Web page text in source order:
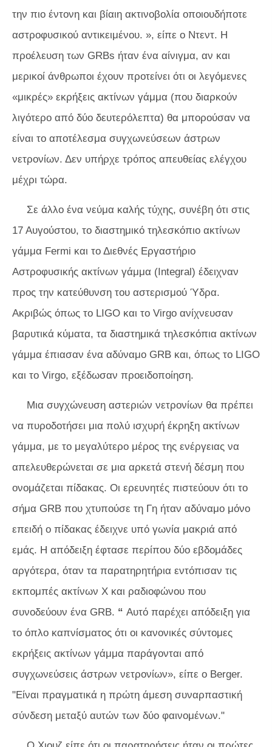
την πιο έντονη και βίαιη ακτινοβολία οποιουδήποτε
αστροφυσικού αντικειμένου. », είπε ο Ντεντ. Η
προέλευση των GRBs ήταν ένα αίνιγμα, αν και
μερικοί άνθρωποι έχουν προτείνει ότι οι λεγόμενες
«μικρές» εκρήξεις ακτίνων γάμμα (που διαρκούν
λιγότερο από δύο δευτερόλεπτα) θα μπορούσαν να
είναι το αποτέλεσμα συγχωνεύσεων άστρων
νετρονίων. Δεν υπήρχε τρόπος απευθείας ελέγχου
μέχρι τώρα.
Σε άλλο ένα νεύμα καλής τύχης, συνέβη ότι στις
17 Αυγούστου, το διαστημικό τηλεσκόπιο ακτίνων
γάμμα Fermi και το Διεθνές Εργαστήριο
Αστροφυσικής ακτίνων γάμμα (Integral) έδειχναν
προς την κατεύθυνση του αστερισμού Ύδρα.
Ακριβώς όπως το LIGO και το Virgo ανίχνευσαν
βαρυτικά κύματα, τα διαστημικά τηλεσκόπια ακτίνων
γάμμα έπιασαν ένα αδύναμο GRB και, όπως το LIGO
και το Virgo, εξέδωσαν προειδοποίηση.
Μια συγχώνευση αστεριών νετρονίων θα πρέπει
να πυροδοτήσει μια πολύ ισχυρή έκρηξη ακτίνων
γάμμα, με το μεγαλύτερο μέρος της ενέργειας να
απελευθερώνεται σε μια αρκετά στενή δέσμη που
ονομάζεται πίδακας. Οι ερευνητές πιστεύουν ότι το
σήμα GRB που χτυπούσε τη Γη ήταν αδύναμο μόνο
επειδή ο πίδακας έδειχνε υπό γωνία μακριά από
εμάς. Η απόδειξη έφτασε περίπου δύο εβδομάδες
αργότερα, όταν τα παρατηρητήρια εντόπισαν τις
εκπομπές ακτίνων Χ και ραδιοφώνου που
συνοδεύουν ένα GRB. “ Αυτό παρέχει απόδειξη για
το όπλο καπνίσματος ότι οι κανονικές σύντομες
εκρήξεις ακτίνων γάμμα παράγονται από
συγχωνεύσεις άστρων νετρονίων», είπε ο Berger.
"Είναι πραγματικά η πρώτη άμεση συναρπαστική
σύνδεση μεταξύ αυτών των δύο φαινομένων."